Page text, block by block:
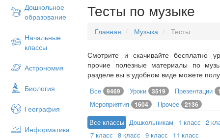
Дошкольное
образование
Начальные
классы
Астрономия
Биология
География
Информатика
Тесты по музыке
Главная Музыка Тесты
Смотрите и скачивайте бесплатно
прочие полезные материалы по
разделе вы в удобном виде можете
Все 9469 Уроки 3519 Презентации
Мероприятия 1604 Прочее 2136
Все классы Дошкольникам 1 класс 2
7 класс 8 класс 9 класс 11 класс